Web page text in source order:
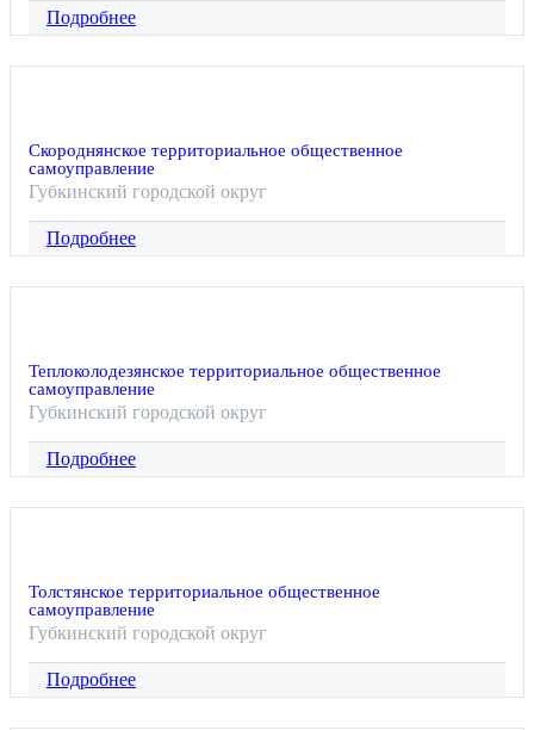
Подробнее
Скороднянское территориальное общественное
самоуправление
Губкинский городской округ
Подробнее
Теплоколодезянское территориальное общественное
самоуправление
Губкинский городской округ
Подробнее
Толстянское территориальное общественное
самоуправление
Губкинский городской округ
Подробнее